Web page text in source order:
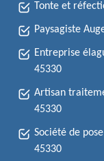
Tonte et
Paysagiste
Entreprise
45330
Artisan
45330
Société de
45330